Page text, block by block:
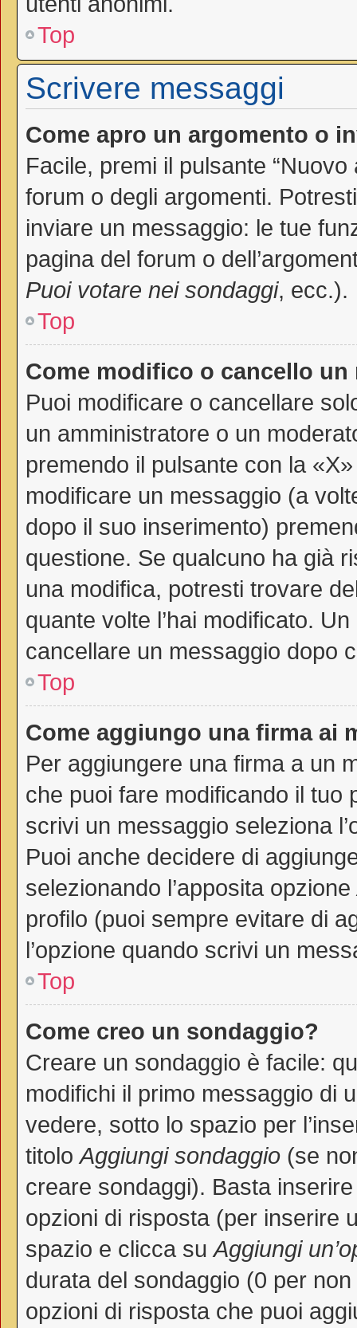
Top
Scrivere messaggi
Come apro un argomento o
Facile, premi il pulsante
forum o degli argomenti.
inviare un messaggio: le tue
pagina del forum o
Puoi votare nei sondaggi, ecc.).
Top
Come modifico o cancello un
Puoi modificare o cancellare
un amministratore o un
premendo il pulsante con la
modificare un messaggio (a
dopo il suo inserimento)
questione. Se qualcuno ha già
una modifica, potresti trovare
quante volte l’hai modificato.
cancellare un messaggio dopo
Top
Come aggiungo una firma ai
Per aggiungere una firma a un
che puoi fare modificando il tuo
scrivi un messaggio seleziona
Puoi anche decidere di
selezionando l’apposita opzione
profilo (puoi sempre evitare di
l’opzione quando scrivi un
Top
Come creo un sondaggio?
Creare un sondaggio è facile:
modifichi il primo messaggio di
vedere, sotto lo spazio per
titoloAggiungi sondaggio (se
creare sondaggi). Basta
opzioni di risposta (per inserire
spazio e clicca suAggiungi
durata del sondaggio (0 per
opzioni di risposta che puoi